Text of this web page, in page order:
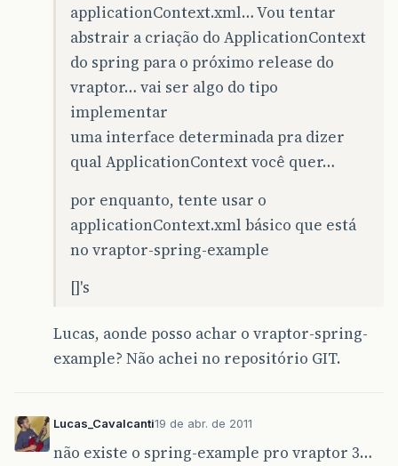
applicationContext.xml… Vou tentar
abstrair a criação do ApplicationContext
do spring para o próximo release do
vraptor… vai ser algo do tipo
implementar
uma interface determinada pra dizer
qual ApplicationContext você quer…
por enquanto, tente usar o
applicationContext.xml básico que está
no vraptor-spring-example
[]'s
Lucas, aonde posso achar o vraptor-spring-
example? Não achei no repositório GIT.
Lucas_Cavalcanti19 de abr. de 2011
não existe o spring-example pro vraptor 3…